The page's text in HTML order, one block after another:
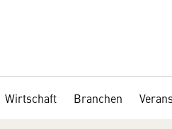
Wirtschaft Branchen